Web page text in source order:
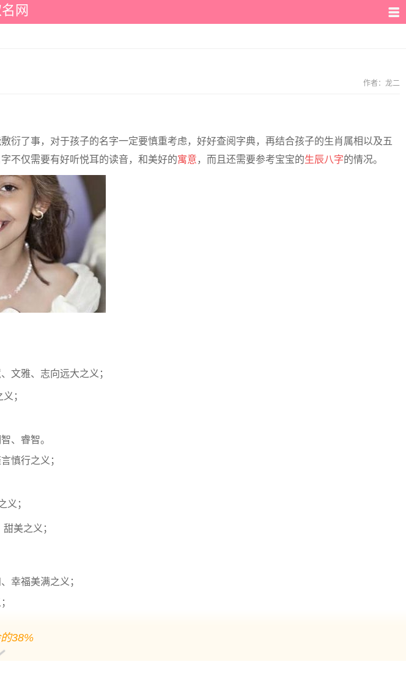
网
作者： 龙二
衍了事，对于孩子的名字一定要慎重考虑，好好查阅字典，再结合孩子的生肖属相以及五
不仅需要有好听悦耳的读音，和美好的寓意 ，而且还需要参考宝宝的生辰八字的情况。
文雅、志向远大之义；
；
、睿智。
慎行之义；
义；
美之义；
幸福美满之义；
38%